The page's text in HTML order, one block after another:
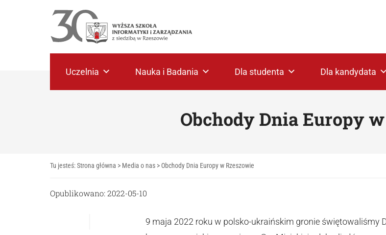
Uczelnia Nauka i Badania Dla studenta Dla kandydata
Obchody Dnia Europy
Tu jesteś:Strona główna > Media o nas > Obchody Dnia Europy w Rzeszowie
Opublikowano: 2022-05-10
9 maja 2022 roku w polsko-ukraińskim gronie świętowaliśmy